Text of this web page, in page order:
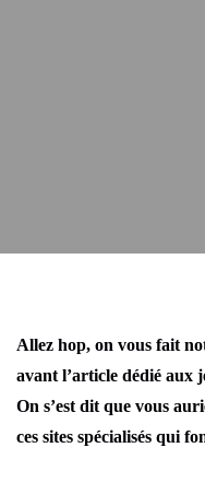
Allez hop, on vous fait
avant l’article dédié aux
On s’est dit que vous
ces sites spécialisés qui